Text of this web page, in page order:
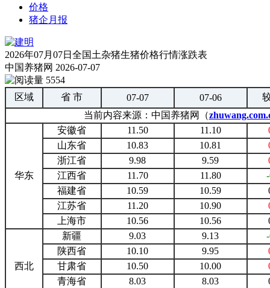
价格
猪企月报
2026年07月07日全国土杂猪生猪价格行情涨跌表
中国养猪网 2026-07-07
5554
区域
省 市 07-07 07-06
当前内容来源：中国养猪网（
华东
安徽省 11.50 11.10
山东省
10.83 10.81
浙江省
9.98 9.59
江西省
11.70 11.80
福建省
10.59 10.59
江苏省
11.20 10.90
上海市
10.56 10.56
西北
新疆 9.03 9.13
陕西省
10.10 9.95
甘肃省
10.50 10.00
青海省
8.03 8.03